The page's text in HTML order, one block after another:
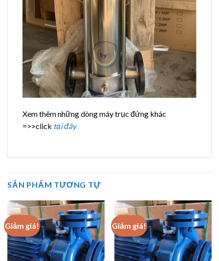
Xem thêm những dòng máy trục đứng khác
=>>click tại đây
SẢN PHẨM TƯƠNG TỰ
Giảm giá! Giảm giá!